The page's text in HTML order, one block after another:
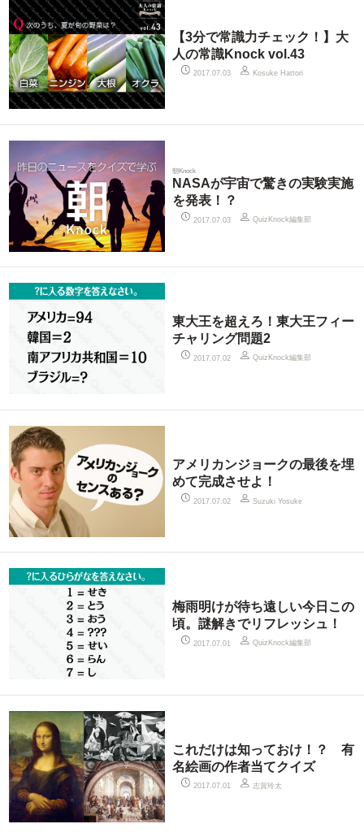
【3分で常識力チェック！】大
人の常識Knock vol.43
2017.07.03 Kosuke Hattori
朝Knock
NASAが宇宙で驚きの実験実施
を発表！？
2017.07.03 QuizKnock編集部
東大王を超えろ！東大王フィー
チャリング問題2
2017.07.02 QuizKnock編集部
アメリカンジョークの最後を埋
めて完成させよ！
2017.07.02 Suzuki Yosuke
梅雨明けが待ち遠しい今日この
頃。謎解きでリフレッシュ！
2017.07.01 QuizKnock編集部
これだけは知っておけ！？ 有
名絵画の作者当てクイズ
2017.07.01 志賀玲太